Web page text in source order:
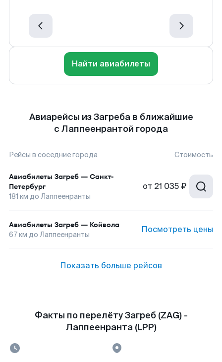
Найти авиабилеты
Авиарейсы из Загреба в ближайшие
с Лаппеенрантой города
Рейсы в соседние города Стоимость
Авиабилеты Загреб — Санкт-
Петербург
181 км до Лаппеенранты
от 21 035 ₽
Авиабилеты Загреб — Койвола
67км до Лаппеенранты Посмотреть цены
Показать больше рейсов
Факты по перелёту Загреб (ZAG) -
Лаппеенранта (LPP)